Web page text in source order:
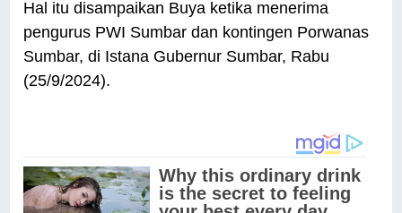
Hal itu disampaikan Buya ketika menerima
pengurus PWI Sumbar dan kontingen Porwanas
Sumbar, di Istana Gubernur Sumbar, Rabu
(25/9/2024).